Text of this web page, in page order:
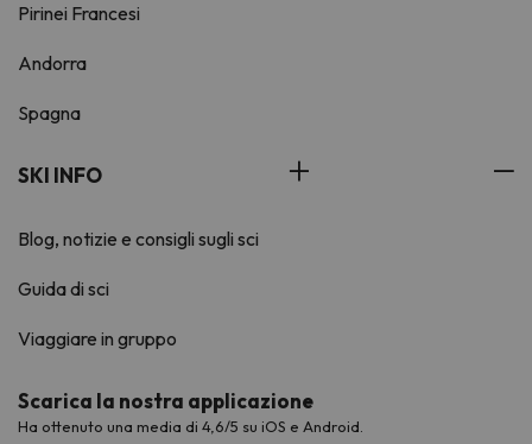
Pirinei Francesi
Andorra
Spagna
SKI INFO
Blog, notizie e consigli sugli sci
Guida di sci
Viaggiare in gruppo
Scarica la nostra applicazione
Ha ottenuto una media di 4,6/5 su iOS e Android.